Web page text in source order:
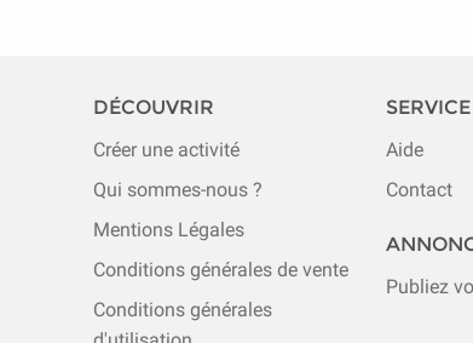
DÉCOUVRIR
Créer une activité
Qui sommes-nous ?
Mentions Légales
Conditions générales de vente
Conditions générales
Aide
Contact
Publiez